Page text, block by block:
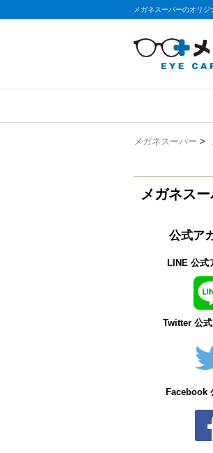
メガネスーパーのオリ
メガネスーパー >
メガネス
公式ア
LINE 公式
Twitter 公
Facebook